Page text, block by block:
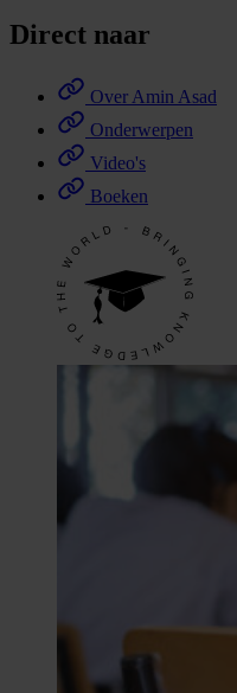
Direct naar
Over Amin Asad
Onderwerpen
Video's
Boeken